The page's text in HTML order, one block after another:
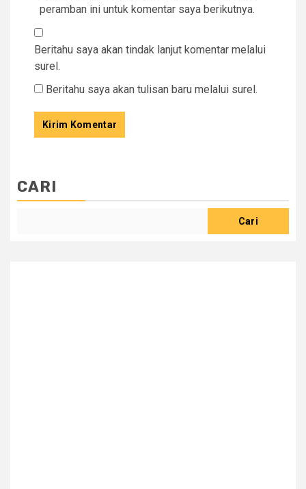
peramban ini untuk komentar saya berikutnya.
Beritahu saya akan tindak lanjut komentar melalui
surel.
Beritahu saya akan tulisan baru melalui surel.
CARI
Cari